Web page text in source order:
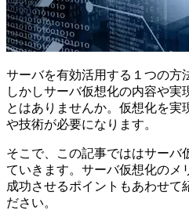
サーバを有効活用する１つの方
しかしサーバ仮想化の内容や実
とはありませんか。仮想化を実
や技術が必要になります。
そこで、この記事でははサーバ
ていきます。サーバ仮想化のメ
成功させるポイントもあわせて
ださい。